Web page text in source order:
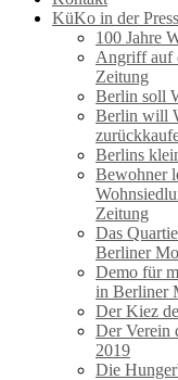
KüKo in der
100 Jahre
Angriff auf
Zeitung
Berlin soll
Berlin will
Berlins
Bewohner
Zeitung
Das
Berliner
Demo für
in Berliner
Der Kiez
Der Verein
2019
Die